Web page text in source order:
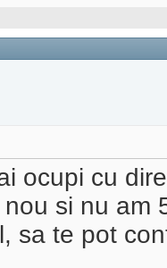
ocupi cu
si nu am
sa te pot